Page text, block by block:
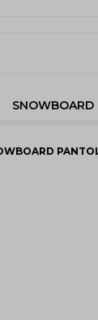
SNOWBOARD